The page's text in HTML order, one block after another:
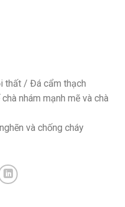
thất / Đá cẩm thạch
nhám mạnh mẽ và chà
và chống cháy